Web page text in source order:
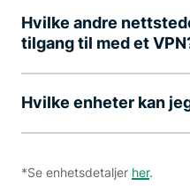
Hvilke andre
tilgang til med et
Hvilke enheter kan
*Se enhetsdetaljer her.